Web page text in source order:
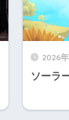
2026
ソーラ